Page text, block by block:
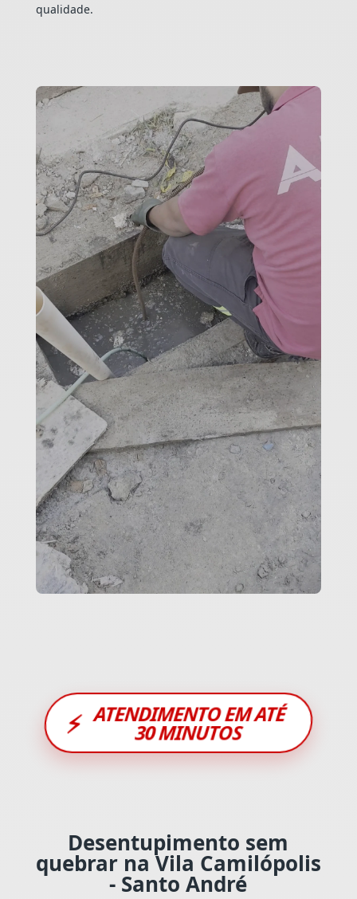
qualidade.
⚡ ATENDIMENTO EM ATÉ
30 MINUTOS
Desentupimento sem
quebrar na Vila Camilópolis
- Santo André